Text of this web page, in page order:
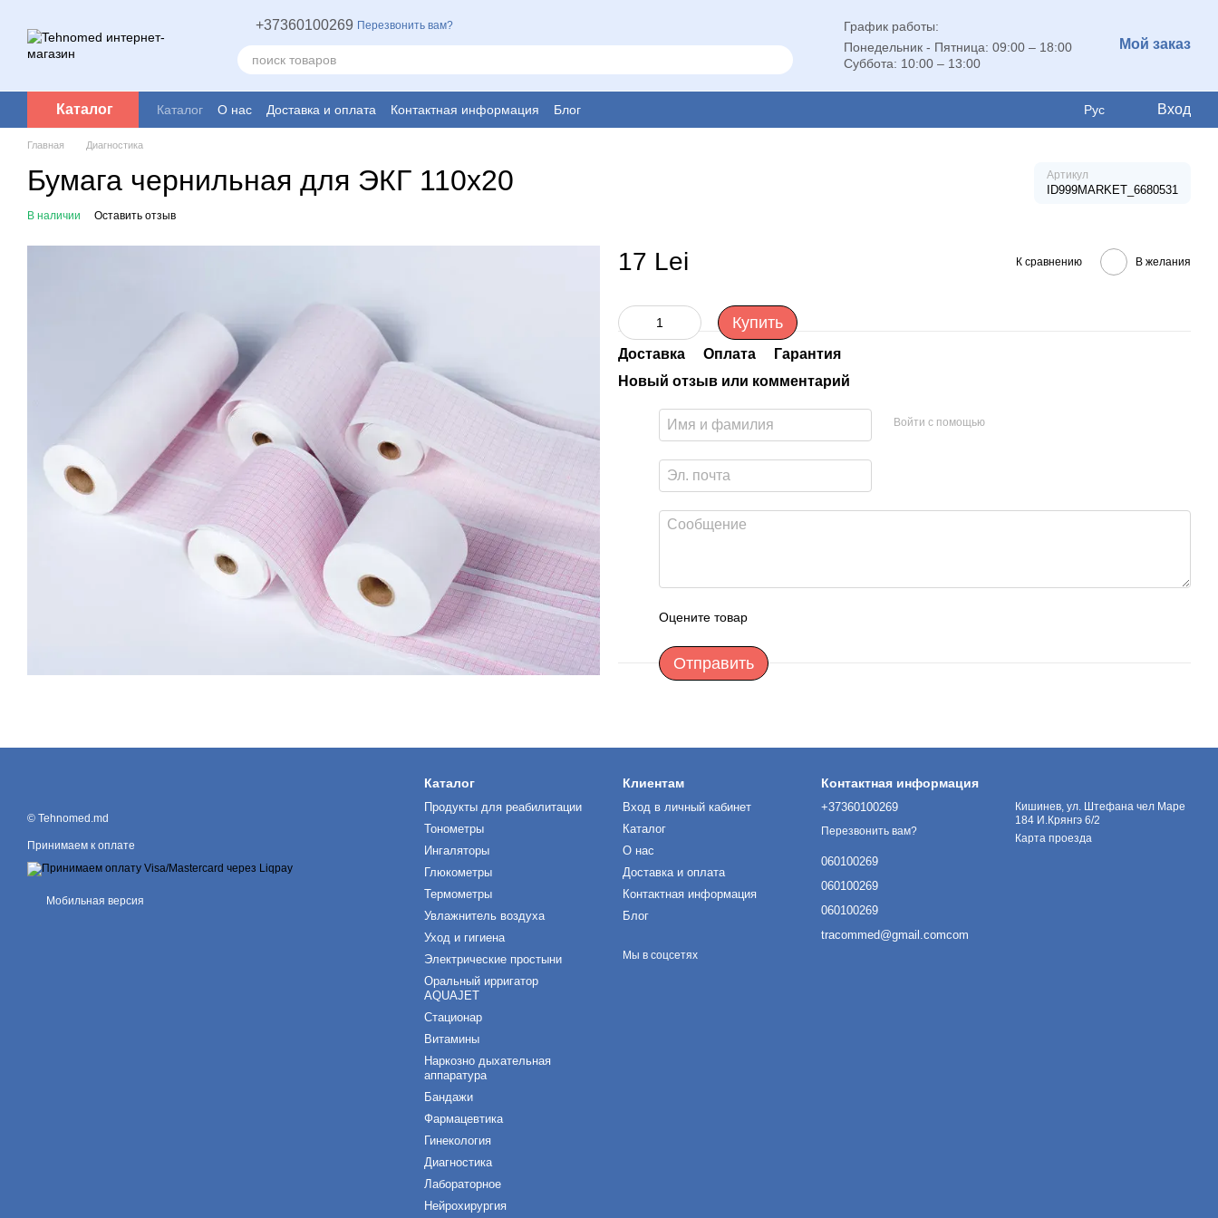
+37360100269 Перезвонить вам?
График работы:
Понедельник - Пятница: 09:00 – 18:00
Суббота: 10:00 – 13:00
Мой заказ
Каталог Каталог О нас Доставка и оплата Контактная информация Блог Рус Вход
Главная Диагностика
Бумага чернильная для ЭКГ 110х20 Артикул
ID999MARKET_6680531
В наличии Оставить отзыв
17 Lei К сравнению В желания
Купить
Доставка Оплата
Гарантия
Новый отзыв или комментарий
Войти с помощью
Оцените товар
Отправить
© Tehnomed.md
Принимаем к оплате
Мобильная версия
Каталог
Продукты для реабилитации
Тонометры
Ингаляторы
Глюкометры
Термометры
Увлажнитель воздуха
Уход и гигиена
Электрические простыни
Оральный ирригатор
AQUAJET
Стационар
Витамины
Наркозно дыхательная
аппаратура
Бандажи
Фармацевтика
Гинекология
Диагностика
Лабораторное
Нейрохирургия
Клиентам
Вход в личный кабинет
Каталог
О нас
Доставка и оплата
Контактная информация
Блог
Мы в соцсетях
Контактная информация
+37360100269
Перезвонить вам?
060100269
060100269
060100269
tracommed@gmail.comcom
Кишинев, ул. Штефана чел Маре
184 И.Крянгэ 6/2
Карта проезда